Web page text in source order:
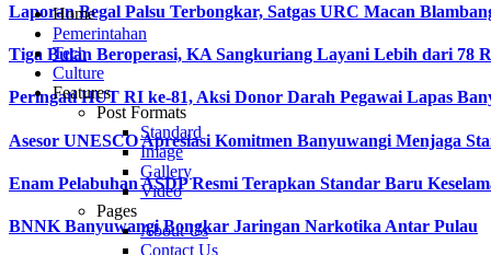
Laporan Begal Palsu Terbongkar, Satgas URC Macan
Tiga Bulan Beroperasi, KA Sangkuriang Layani Lebih dari 78
Peringati HUT RI ke-81, Aksi Donor Darah Pegawai Lapas
Asesor UNESCO Apresiasi Komitmen Banyuwangi Menjaga
Enam Pelabuhan ASDP Resmi Terapkan Standar Baru
BNNK Banyuwangi Bongkar Jaringan Narkotika Antar Pulau
Home
Pemerintahan
Tech
Culture
Features
Post Formats
Standard
Image
Gallery
Video
Pages
About Us
Contact Us